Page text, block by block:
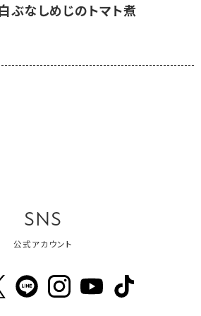
白ぶなしめじのトマト煮
SNS
公式アカウント